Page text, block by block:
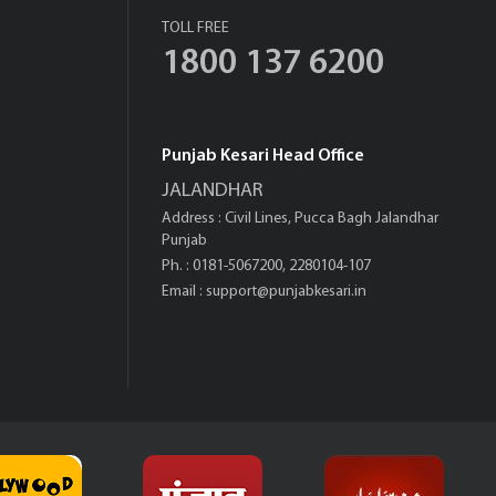
TOLL FREE
1800 137 6200
Punjab Kesari Head Office
JALANDHAR
Address : Civil Lines, Pucca Bagh Jalandhar
Punjab
Ph. : 0181-5067200, 2280104-107
Email : support@punjabkesari.in